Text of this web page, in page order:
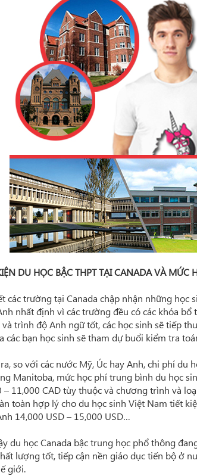
DU HỌC BẬC THPT TẠI CANADA VÀ MỨC
các trường tại Canada chập nhận những
nhất định vì các trường đều có các khóa
trình độ Anh ngữ tốt, các học sinh sẽ tiếp
các bạn học sinh sẽ tham dự buổi kiểm tra
so với các nước Mỹ, Úc hay Anh, chi phí du
Manitoba, mức học phí trung bình du học
– 11,000 CAD tùy thuộc và chương trình và
toàn hợp lý cho du học sinh Việt Nam tiết
14,000 USD – 15,000 USD…
du học Canada bậc trung học phổ thông
lượng tốt, tiếp cận nền giáo dục tiến bộ ở
giới.